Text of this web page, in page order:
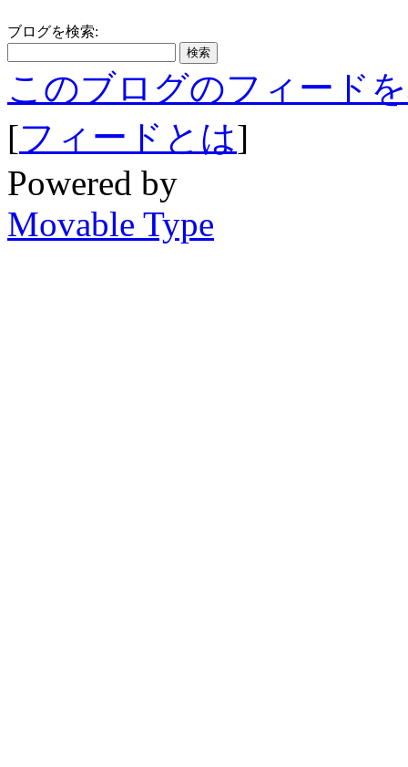
ブログを検索:
このブログのフィード
[フィードとは]
Powered by
Movable Type